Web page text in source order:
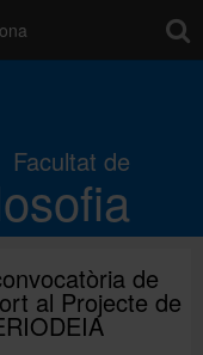
Facultat de
de
al Projecte de